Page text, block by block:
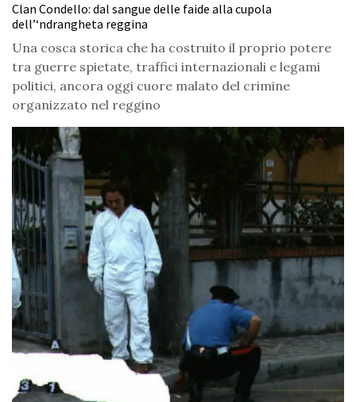
Clan Condello: dal sangue delle faide alla cupola
dell’‘ndrangheta reggina
Una cosca storica che ha costruito il proprio potere
tra guerre spietate, traffici internazionali e legami
politici, ancora oggi cuore malato del crimine
organizzato nel reggino